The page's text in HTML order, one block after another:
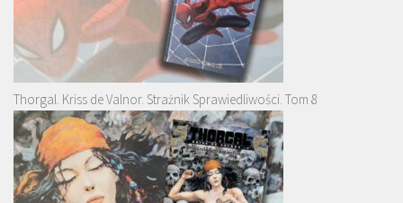
Thorgal. Kriss de Valnor. Strażnik Sprawiedliwości. Tom 8